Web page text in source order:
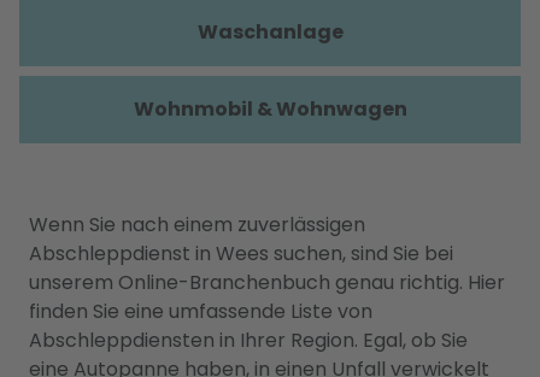
Wenn Sie nach einem zuverlässigen
Abschleppdienst in Wees suchen, sind Sie bei
unserem Online-Branchenbuch genau richtig. Hier
finden Sie eine umfassende Liste von
Abschleppdiensten in Ihrer Region. Egal, ob Sie
eine Autopanne haben, in einen Unfall verwickelt
Waschanlage
Wohnmobil & Wohnwagen